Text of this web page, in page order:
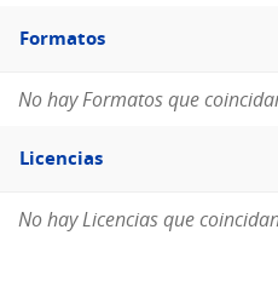
Filtro
Formatos
Formatos
No hay Formatos que
Filtro
Licencias
Licencias
No hay Licencias que